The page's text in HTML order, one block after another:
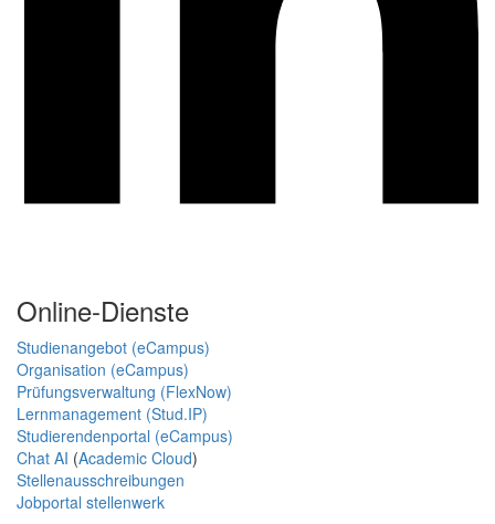
Online-Dienste
Studienangebot (eCampus)
Organisation (eCampus)
Prüfungsverwaltung (FlexNow)
Lernmanagement (Stud.IP)
Studierendenportal (eCampus)
Chat AI (Academic Cloud)
Stellenausschreibungen
Jobportal stellenwerk